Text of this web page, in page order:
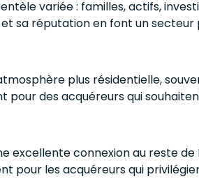
variée : familles, actifs,
sa réputation en font un
plus résidentielle,
pour des acquéreurs qui
excellente connexion au reste
pour les acquéreurs qui